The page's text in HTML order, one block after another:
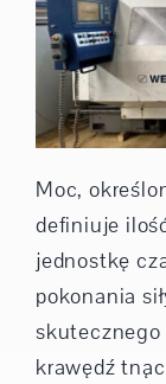
Moc,
definiuje
jednostkę
pokonania
skutecznego
krawędź